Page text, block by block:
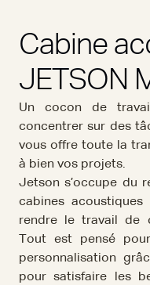
Cabine
JETSON
Un cocon de
concentrer sur des
vous offre toute la
à bien vos projets.
Jetson s’occupe du
cabines
rendre le travail de
Tout est pensé
personnalisation
pour satisfaire les